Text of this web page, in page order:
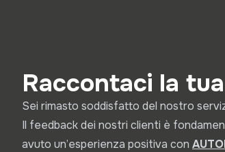
Raccontaci la
Sei rimasto soddisfatto del nostro
Il feedback dei nostri clienti è
avuto un’esperienza positiva con A